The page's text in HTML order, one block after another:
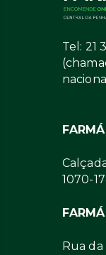
Tel: 21
1070-
Rua da